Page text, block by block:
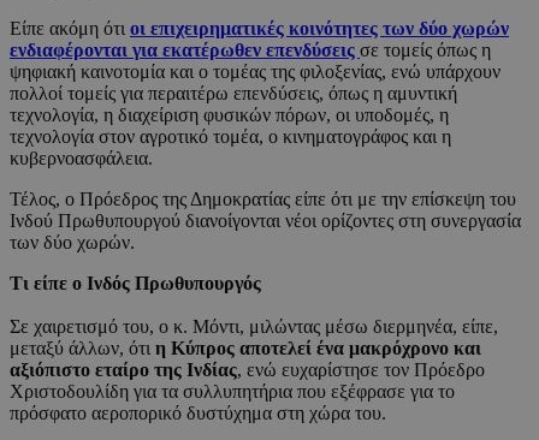
Είπε ακόμη ότι οι επιχειρηματικές κοινότητες των δύο χωρών
ενδιαφέρονται για εκατέρωθεν επενδύσεις σε τομείς όπως η
ψηφιακή καινοτομία και ο τομέας της φιλοξενίας, ενώ υπάρχουν
πολλοί τομείς για περαιτέρω επενδύσεις, όπως η αμυντική
τεχνολογία, η διαχείριση φυσικών πόρων, οι υποδομές, η
τεχνολογία στον αγροτικό τομέα, ο κινηματογράφος και η
κυβερνοασφάλεια.
Τέλος, ο Πρόεδρος της Δημοκρατίας είπε ότι με την επίσκεψη του
Ινδού Πρωθυπουργού διανοίγονται νέοι ορίζοντες στη συνεργασία
των δύο χωρών.
Τι είπε ο Ινδός Πρωθυπουργός
Σε χαιρετισμό του, ο κ. Μόντι, μιλώντας μέσω διερμηνέα, είπε,
μεταξύ άλλων, ότι η Κύπρος αποτελεί ένα μακρόχρονο και
αξιόπιστο εταίρο της Ινδίας, ενώ ευχαρίστησε τον Πρόεδρο
Χριστοδουλίδη για τα συλλυπητήρια που εξέφρασε για το
πρόσφατο αεροπορικό δυστύχημα στη χώρα του.